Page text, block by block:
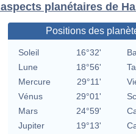
planétaires de
Positions des
Soleil 16°32'
Lune
18°56'
Mercure
29°11'
Vénus
29°01'
Mars
24°59'
Jupiter
19°13'